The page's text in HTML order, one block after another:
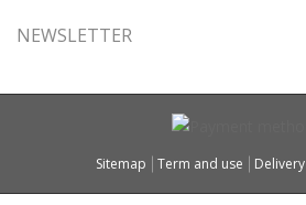
NEWSLETTER
Sitemap Term and use Delivery